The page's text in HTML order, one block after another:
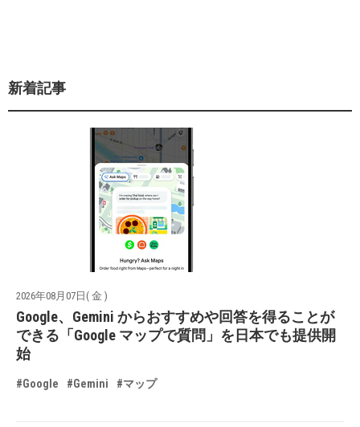
新着記事
2026年08月07日( 金 )
Google、Gemini からおすすめや回答を得ることが
できる「Google マップで質問」を日本でも提供開
始
#Google #Gemini #マップ